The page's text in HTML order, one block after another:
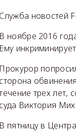
Служба новостей
В ноябре 2016
Ему
Прокурор
сторона
трех лет,
суда Виктория
В пятницу в